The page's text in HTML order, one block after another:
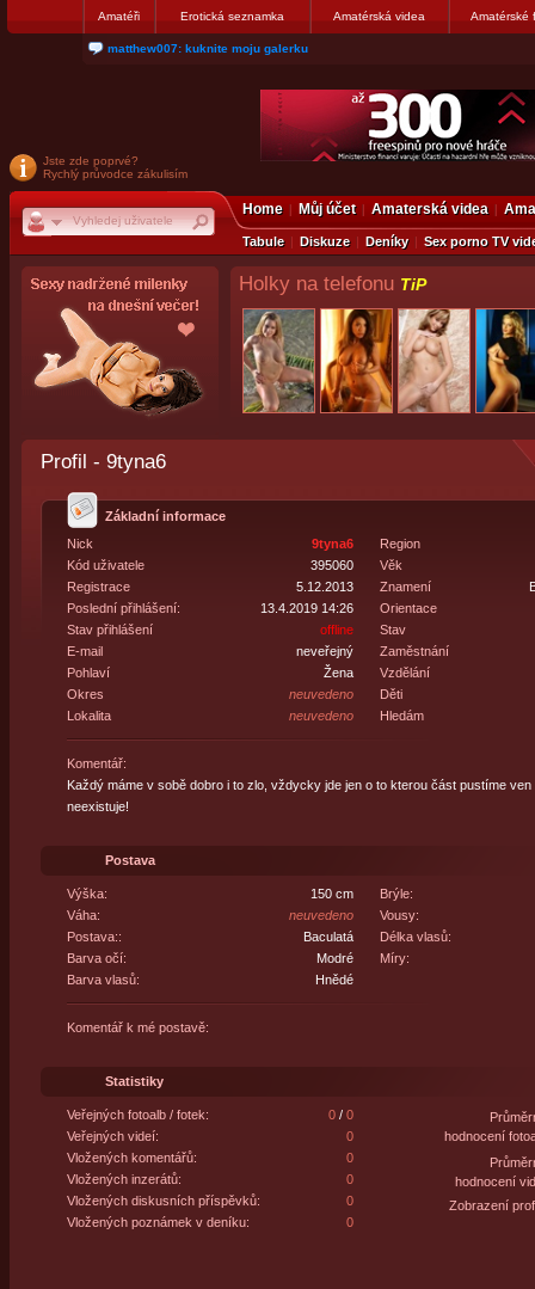
Amatéři Erotická seznamka Amatérská videa Amatérské
matthew007: kuknite moju galerku
Jste zde poprvé?
Rychlý průvodce zákulisím
Home Můj účet Amaterská videa
Tabule Diskuze Deníky Sex porno TV
Holky na telefonu TiP
Profil - 9tyna6
Základní informace
Nick
9tyna6
Kód uživatele
395060
Registrace
5.12.2013
Poslední přihlášení:
13.4.2019 14:26
Stav přihlášení
offline
E-mail
neveřejný
Pohlaví
Žena
Okres
neuvedeno
Lokalita
neuvedeno
Region
Věk
Znamení
Orientace
Stav
Zaměstnání
Vzdělání
Děti
Hledám
Komentář:
Každý máme v sobě dobro i to zlo, vždycky jde jen o to kterou část pustíme
neexistuje!
Postava
Výška:
150 cm
Váha:
neuvedeno
Postava::
Baculatá
Barva očí:
Modré
Barva vlasů:
Hnědé
Brýle:
Vousy:
Délka vlasů:
Míry:
Komentář k mé postavě:
Statistiky
Veřejných fotoalb / fotek: 0/ 0
Veřejných videí:
0
Vložených komentářů:
0
Vložených inzerátů:
0
Vložených diskusních příspěvků:
0
Vložených poznámek v deníku:
0
hodnocení
hodnocení
Zobrazení